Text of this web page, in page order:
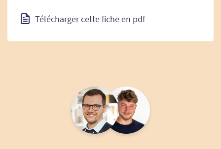
Télécharger cette fiche en pdf